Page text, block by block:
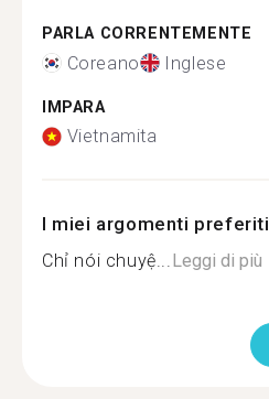
PARLA CORRENTEMENTE
Coreano Inglese
IMPARA
Vietnamita
I miei argomenti preferiti
Chỉ nói chuyệ...Leggi di più